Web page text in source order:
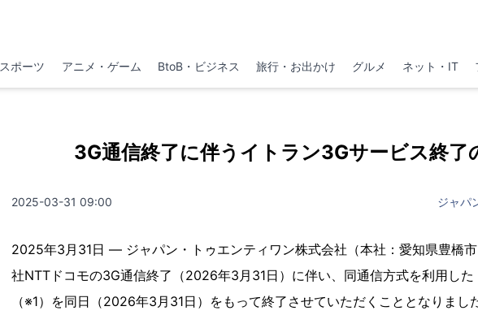
スポーツ アニメ・ゲーム BtoB・ビジネス 旅行・お出かけ グルメ ネット・IT
3G通信終了に伴うイトラン3Gサービス終了
2025-03-31 09:00 ジャパ
2025年3月31日 ― ジャパン・トゥエンティワン株式会社（本社：愛知県豊橋
社NTTドコモの3G通信終了（2026年3月31日）に伴い、同通信方式を利用し
（※1）を同日（2026年3月31日）をもって終了させていただくこととなりました